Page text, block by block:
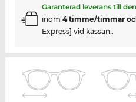
Garanterad leverans till den
inom 4 timme/timmar
Express] vid kassan..